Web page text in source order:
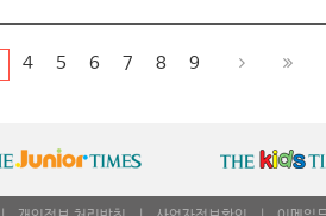
4 5 6 7 8 9